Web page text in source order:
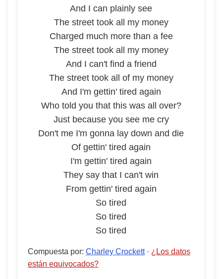
And I can plainly see
The street took all my money
Charged much more than a fee
The street took all my money
And I can't find a friend
The street took all of my money
And I'm gettin' tired again
Who told you that this was all over?
Just because you see me cry
Don't me I'm gonna lay down and die
Of gettin' tired again
I'm gettin' tired again
They say that I can't win
From gettin' tired again
So tired
So tired
So tired
Compuesta por: Charley Crockett· ¿Los datos
están equivocados?